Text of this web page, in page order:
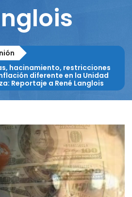
hacinamiento, restricciones
diferente en la Unidad
Reportaje a René Langlois